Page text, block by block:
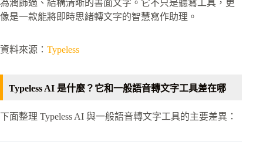
為潤飾過、結構清晰的書面文字。它不只是聽寫工具，更
像是一款能將即時思緒轉文字的智慧寫作助理。
資料來源： Typeless
Typeless AI 是什麼？它和一般語音轉文字工具差在哪
下面整理 Typeless AI 與一般語音轉文字工具的主要差異：